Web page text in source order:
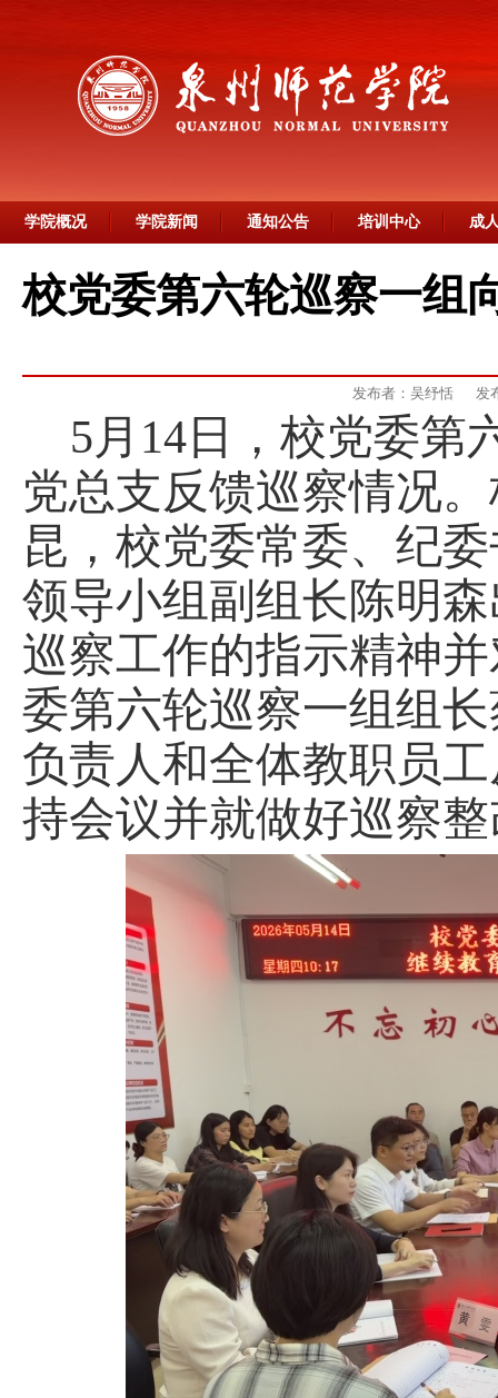
学院概况 学院新闻 通知公告 培训中心 成
校党委第六轮巡察一组
发布者：吴纾恬 发
5月 14日，校党委第
党总支反馈巡察情况。
昆， 校党委常委、纪
领导小组副组长陈明森
巡察工作的指示精神并
委第六轮巡察一组组长
负责人和全体教职员
持会议并就做好巡察整